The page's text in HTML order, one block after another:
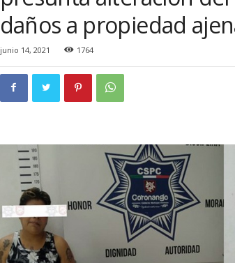
daños a propiedad
junio 14, 2021 1764